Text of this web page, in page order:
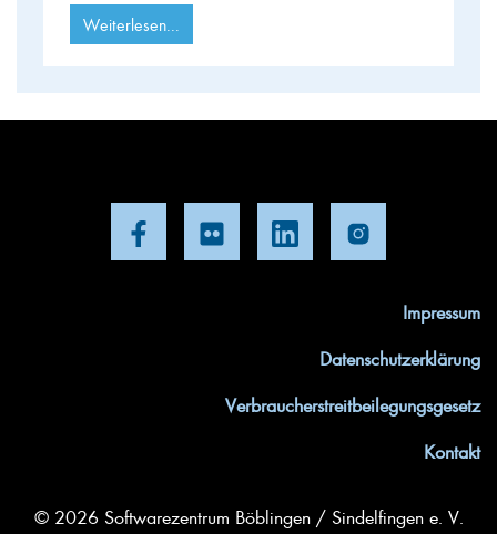
Weiterlesen...
Impressum
Datenschutzerklärung
Verbraucherstreitbeilegungsgesetz
Kontakt
© 2026 Softwarezentrum Böblingen / Sindelfingen e. V.